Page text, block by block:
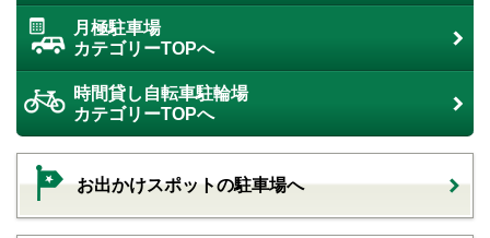
月極駐車場
カテゴリーTOPへ
時間貸し自転車駐輪場
カテゴリーTOPへ
お出かけスポットの駐車場へ